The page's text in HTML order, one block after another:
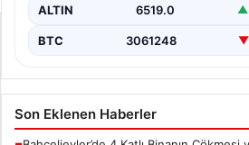
ALTIN 6519.0 ▲
BTC 3061248 ▼
Son Eklenen Haberler